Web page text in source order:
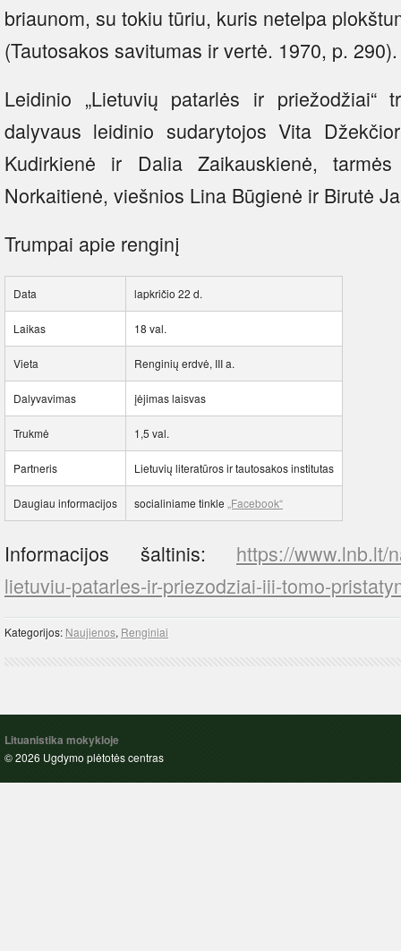
briaunom, su tokiu tūriu, kuris netelpa
(Tautosakos savitumas ir vertė. 1970, p. 290).
Leidinio „Lietuvių patarlės ir priežodžiai“
dalyvaus leidinio sudarytojos Vita
Kudirkienė ir Dalia Zaikauskienė,
Norkaitienė, viešnios Lina Būgienė ir Birutė
Trumpai apie renginį
Data lapkričio 22 d.
Laikas 18 val.
Vieta Renginių erdvė, III a.
Dalyvavimas įėjimas laisvas
Trukmė 1,5 val.
Partneris Lietuvių literatūros ir tautosakos institutas
Daugiau informacijos socialiniame tinkle „Facebook“
Informacijos šaltinis: https://www.lnb.lt/
lietuviu-patarles-ir-priezodziai-iii-tomo-
Kategorijos: Naujienos, Renginiai
Lituanistika mokykloje
© 2026 Ugdymo plėtotės centras